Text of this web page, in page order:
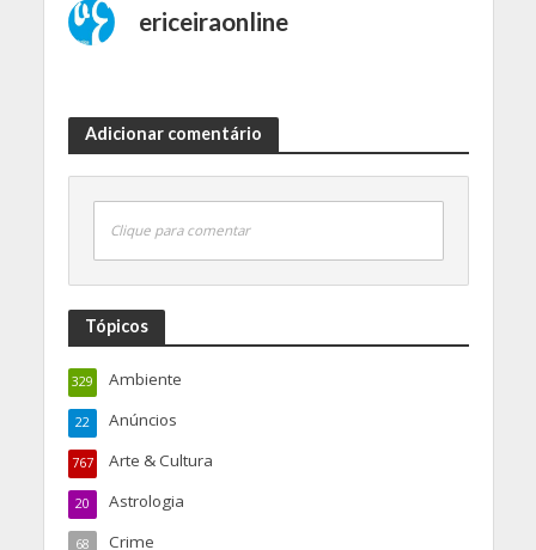
ericeiraonline
Adicionar comentário
Clique para comentar
Tópicos
Ambiente
329
Anúncios
22
Arte & Cultura
767
Astrologia
20
Crime
68